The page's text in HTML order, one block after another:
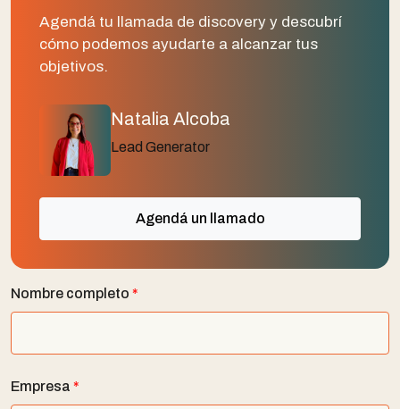
Agendá tu llamada de discovery y descubrí
cómo podemos ayudarte a alcanzar tus
objetivos.
Natalia Alcoba
Lead Generator
Agendá un llamado
Nombre completo *
Empresa *